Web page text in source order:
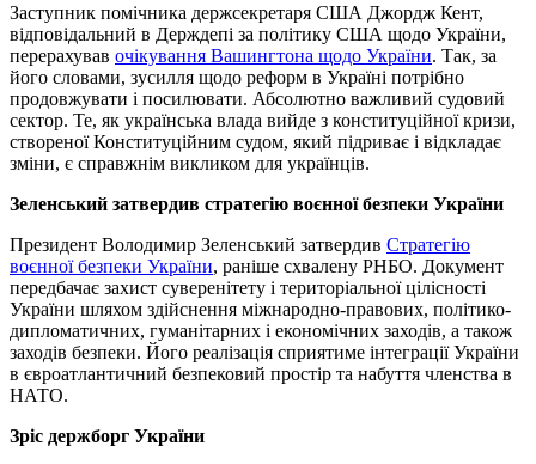
Заступник помічника держсекретаря США Джордж Кент,
відповідальний в Держдепі за політику США щодо України,
перерахував очікування Вашингтона щодо України. Так, за
його словами, зусилля щодо реформ в Україні потрібно
продовжувати і посилювати. Абсолютно важливий судовий
сектор. Те, як українська влада вийде з конституційної кризи,
створеної Конституційним судом, який підриває і відкладає
зміни, є справжнім викликом для українців.
Зеленський затвердив стратегію воєнної безпеки України
Президент Володимир Зеленський затвердив Стратегію
воєнної безпеки України, раніше схвалену РНБО. Документ
передбачає захист суверенітету і територіальної цілісності
України шляхом здійснення міжнародно-правових, політико-
дипломатичних, гуманітарних і економічних заходів, а також
заходів безпеки. Його реалізація сприятиме інтеграції України
в євроатлантичний безпековий простір та набуття членства в
НАТО.
Зріс держборг України